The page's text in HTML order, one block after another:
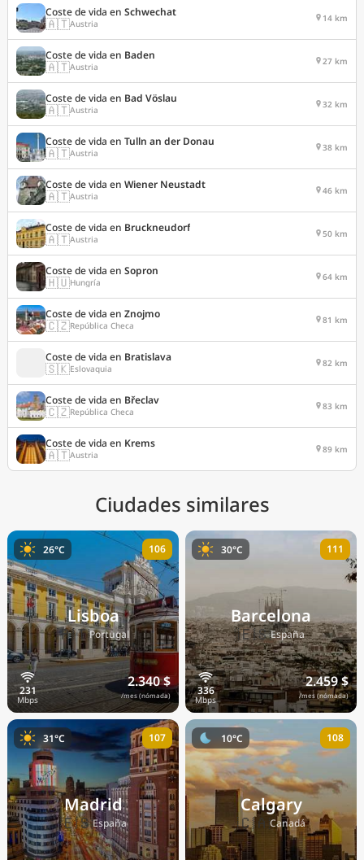
Coste de vida en Schwechat
🇦🇹Austria 14 km
Coste de vida en Baden
🇦🇹Austria 27 km
Coste de vida en Bad Vöslau
🇦🇹Austria 32 km
Coste de vida en Tulln an der Donau
🇦🇹Austria 38 km
Coste de vida en Wiener Neustadt
🇦🇹Austria 46 km
Coste de vida en Bruckneudorf
🇦🇹Austria 50 km
Coste de vida en Sopron
🇭🇺Hungría 64 km
Coste de vida en Znojmo
🇨🇿República Checa 81 km
Coste de vida en Bratislava
🇸🇰Eslovaquia 82 km
Coste de vida en Břeclav
🇨🇿República Checa 83 km
Coste de vida en Krems
🇦🇹Austria 89 km
Ciudades similares
Lisboa
🇵🇹Portugal
2.340 $
/mes (nómada)
26°C 106
Barcelona
🇪🇸España
2.459 $
/mes (nómada)
30°C 111
Madrid
🇪🇸España
31°C 107
Calgary
🇨🇦Canadá
10°C 108